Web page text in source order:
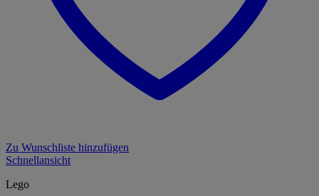
Zu Wunschliste hinzufügen
Schnellansicht
Lego